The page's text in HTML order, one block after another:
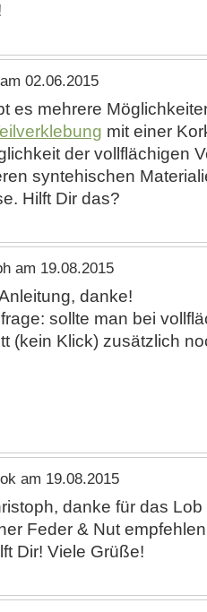
02.06.2015
es mehrere
mit einer
der vollflächigen
syntehischen
Hilft Dir das?
am 19.08.2015
danke!
sollte man bei
(kein Klick) zusätzlich
am 19.08.2015
danke für das
Feder & Nut
Dir! Viele Grüße!